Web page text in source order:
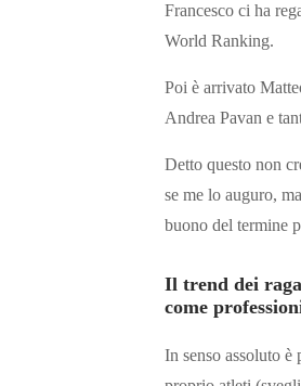
Francesco ci ha
World Ranking.
Poi è arrivato
Andrea Pavan e
Detto questo non
se me lo auguro,
buono del termine
Il trend dei
come
In senso assoluto